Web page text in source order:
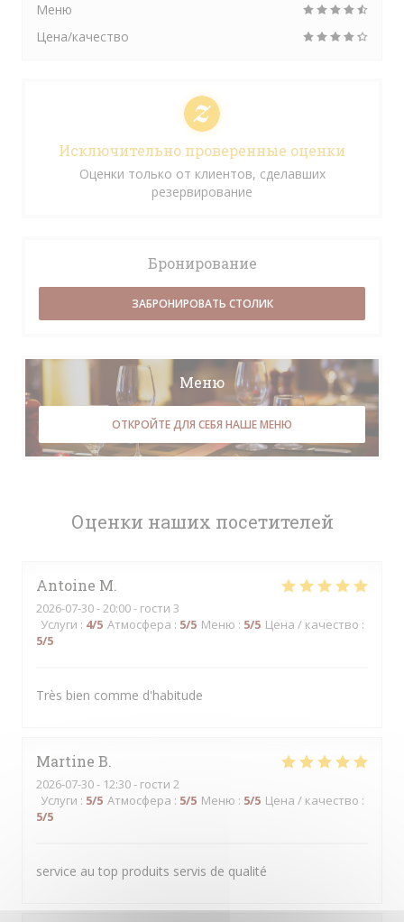
Оценки наших посетителей
Antoine M
2026-07-30- 20:00 - гости 3
Услуги : 4/5 Атмосфера : 5/5 Меню : 5/5 Цена / качество :
5/5
Très bien comme d'habitude
Martine B
2026-07-30- 12:30 - гости 2
Услуги : 5/5 Атмосфера : 5/5 Меню : 5/5 Цена / качество :
5/5
service au top produits servis de qualité
Меню
Цена/качество
Исключительно проверенные оценки
Оценки только от клиентов, сделавших
резервирование
Бронирование
ЗАБРОНИРОВАТЬ СТОЛИК
Меню
ОТКРОЙТЕ ДЛЯ СЕБЯ НАШЕ МЕНЮ